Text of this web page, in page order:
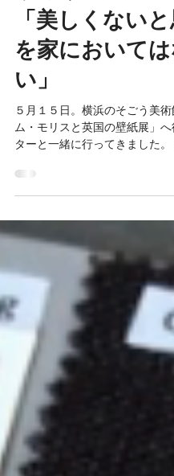
HARU’sテーブル
2019年5月15日
読了時間:
ウィリアム・
「美しくないと
を家において
い」
５月１５日。横浜のそごう美術
ム・モリスと英国の壁紙展」へ
の展示ブース）モリスの壁紙や
客様からも根強い支持があるの
ィネーターにもお馴染みのブラ
は、その奥深さを